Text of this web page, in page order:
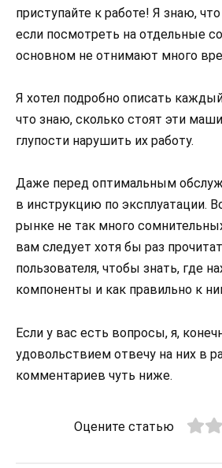
приступайте к работе! Я знаю,
если посмотреть на отдельные
основном не отнимают много
Я хотел подробно описать
что знаю, сколько стоят эти
глупости нарушить их работу.
Даже перед оптимальным
в инструкцию по эксплуатации.
рынке не так много
вам следует хотя бы раз
пользователя, чтобы знать, где
компоненты и как правильно к
Если у вас есть вопросы, я,
удовольствием отвечу на них в
комментариев чуть ниже.
Оцените статью